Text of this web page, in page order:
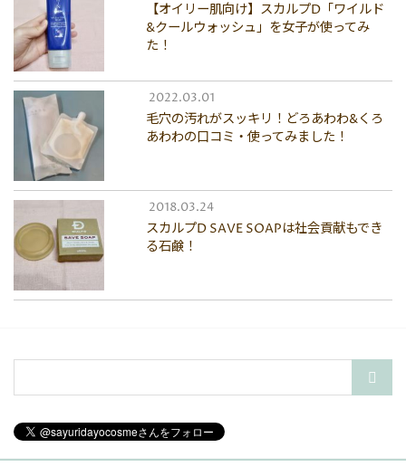
【オイリー肌向け】スカルプD「ワイルド
&クールウォッシュ」を女子が使ってみ
た！
2022.03.01
毛穴の汚れがスッキリ！どろあわわ&くろ
あわわの口コミ・使ってみました！
2018.03.24
スカルプD SAVE SOAPは社会貢献もでき
る石鹸！